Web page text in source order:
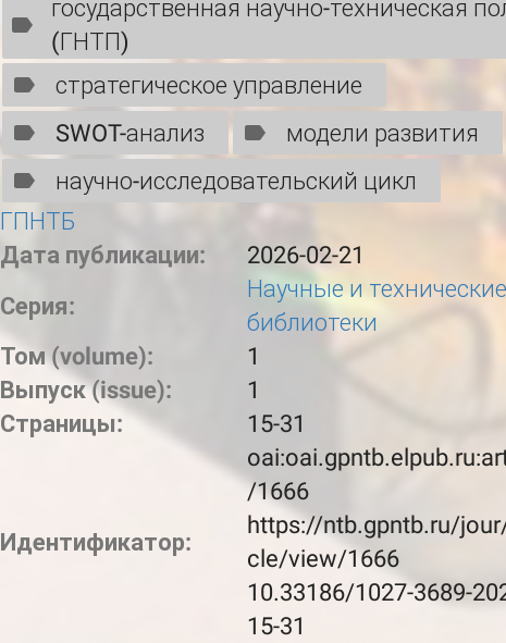
государственная научно-техническая
(ГНТП)
стратегическое управление
SWOT-анализ
модели развития
научно-исследовательский цикл
ГПНТБ
Дата публикации:
2026-02-21
Серия:
Научные и технические
библиотеки
Том (volume):
1
Выпуск (issue):
1
Страницы:
15-31
Идентификатор:
/1666
https://ntb.gpntb.ru/
cle/view/1666
10.33186/1027-3689-
15-31